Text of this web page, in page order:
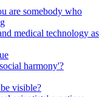
are somebody who
medical technology as
harmony'?
visible?